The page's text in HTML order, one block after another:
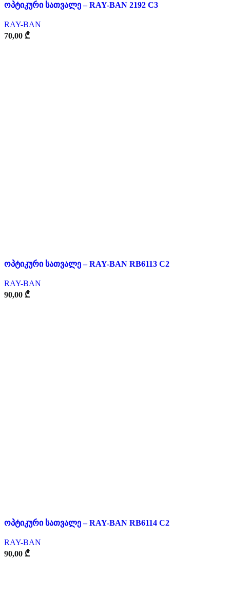
ოპტიკური სათვალე – RAY-BAN 2192 C3
RAY-BAN
70,00 ₾
ოპტიკური სათვალე – RAY-BAN RB6113 C2
RAY-BAN
90,00 ₾
ოპტიკური სათვალე – RAY-BAN RB6114 C2
RAY-BAN
90,00 ₾